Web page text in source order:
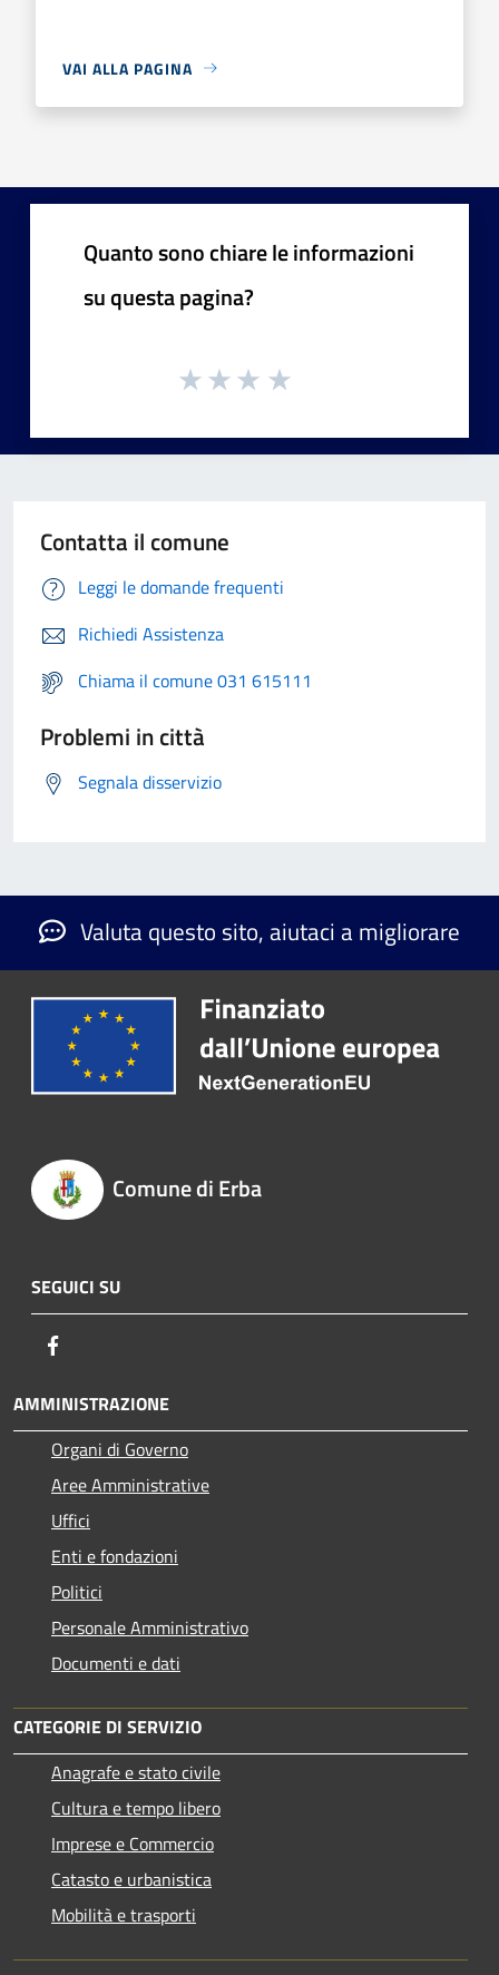
VAI ALLA PAGINA
Quanto sono chiare le informazioni
su questa pagina?
Contatta il comune
Leggi le domande frequenti
Richiedi Assistenza
Chiama il comune 031 615111
Problemi in città
Segnala disservizio
Valuta questo sito, aiutaci a migliorare
Comune di Erba
SEGUICI SU
AMMINISTRAZIONE
Organi di Governo
Aree Amministrative
Uffici
Enti e fondazioni
Politici
Personale Amministrativo
Documenti e dati
CATEGORIE DI SERVIZIO
Anagrafe e stato civile
Cultura e tempo libero
Imprese e Commercio
Catasto e urbanistica
Mobilità e trasporti